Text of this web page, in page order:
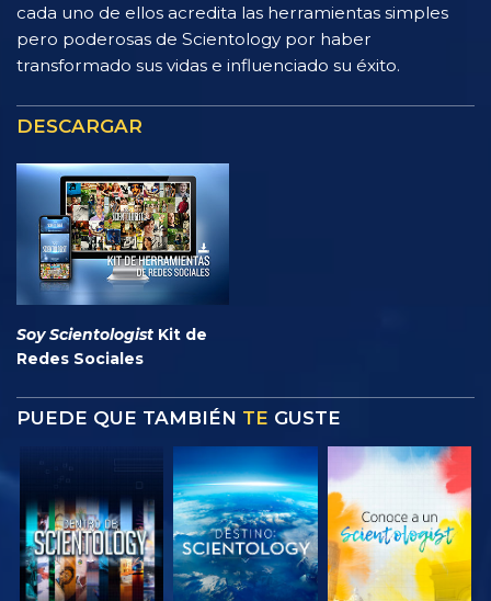
cada uno de ellos acredita las herramientas simples
pero poderosas de Scientology por haber
transformado sus vidas e influenciado su éxito.
DESCARGAR
Soy Scientologist Kit de
Redes Sociales
PUEDE QUE TAMBIÉN TE GUSTE